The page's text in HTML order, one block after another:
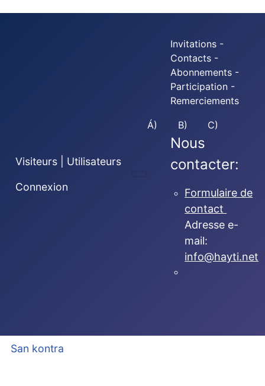
Visiteurs | Utilisateurs
Connexion
Invitations -
Contacts -
Abonnements -
Participation -
Remerciements
Á) B) C)
Nous
contacter:
Formulaire de
contact
Adresse e-
mail:
info@hayti.net
San kontra